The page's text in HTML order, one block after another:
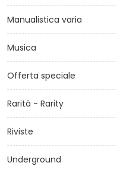
Manualistica varia
Musica
Offerta speciale
Rarità - Rarity
Riviste
Underground